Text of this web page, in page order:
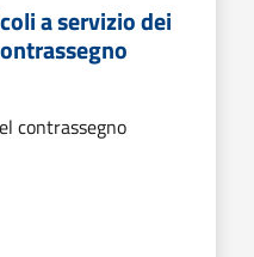
a servizio dei
contrassegno